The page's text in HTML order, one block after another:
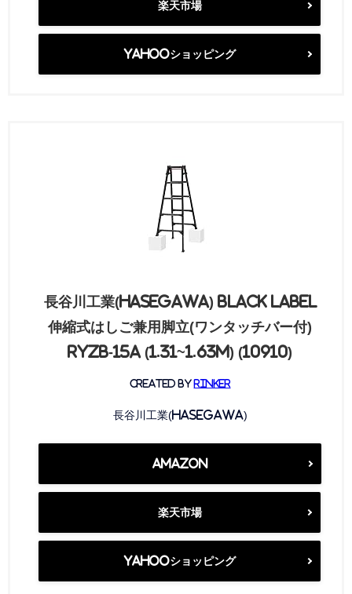
楽天市場
Yahooショッピング
長谷川工業(Hasegawa) BLACK LABEL
伸縮式はしご兼用脚立(ワンタッチバー付)
RYZB-15a (1.31~1.63m) (10910)
created by Rinker
長谷川工業(Hasegawa)
Amazon
楽天市場
Yahooショッピング